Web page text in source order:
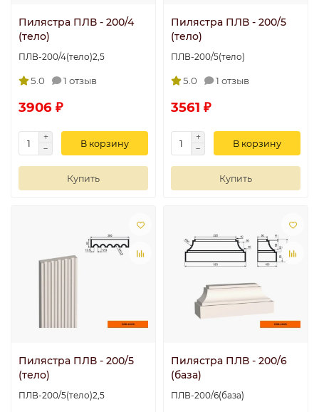
Пилястра ПЛВ - 200/4
(тело)
ПЛВ-200/4(тело)2,5
5.0 1 отзыв
3906 ₽
В корзину
Купить
Пилястра ПЛВ - 200/5
(тело)
ПЛВ-200/5(тело)
5.0 1 отзыв
3561 ₽
В корзину
Купить
Пилястра ПЛВ - 200/5
(тело)
ПЛВ-200/5(тело)2,5
Пилястра ПЛВ - 200/6
(база)
ПЛВ-200/6(база)